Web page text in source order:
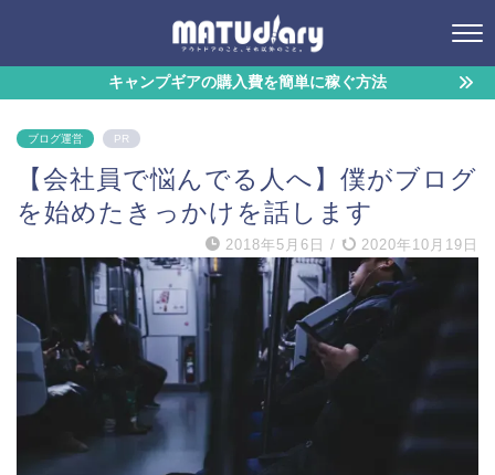
キャンプギアの購入費を簡単に稼ぐ方法
ブログ運営 PR
【会社員で悩んでる人へ】僕がブログ
を始めたきっかけを話します
2018年5月6日 / 2020年10月19日